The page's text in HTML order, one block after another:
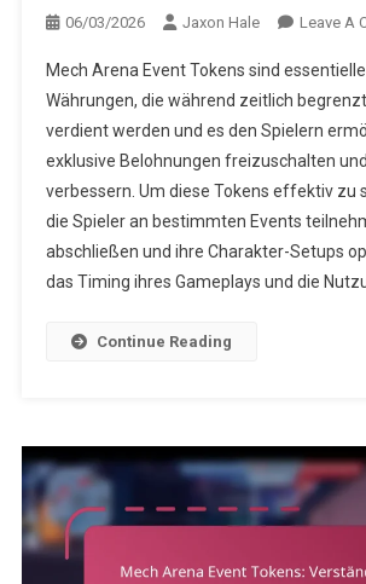
06/03/2026 Jaxon Hale Leave A
Mech Arena Event Tokens sind
Währungen, die während zeitlich
verdient werden und es den Spielern
exklusive Belohnungen freizuschalten
verbessern. Um diese Tokens effektiv zu
die Spieler an bestimmten Events
abschließen und ihre Charakter-Setups
das Timing ihres Gameplays und die
Continue Reading